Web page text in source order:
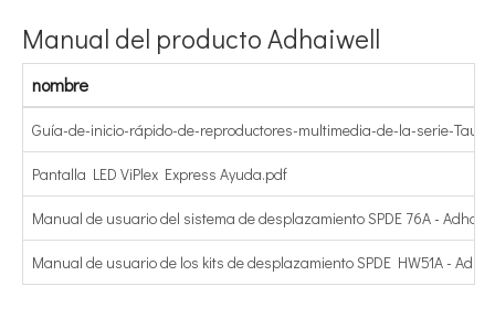
Manual del producto Adhaiwell
nombre
Guía-de-inicio-rápido-de-reproductores-multimedia-de-la-serie-
Pantalla LED ViPlex Express Ayuda.pdf
Manual de usuario del sistema de desplazamiento SPDE 76A -
Manual de usuario de los kits de desplazamiento SPDE HW51A -